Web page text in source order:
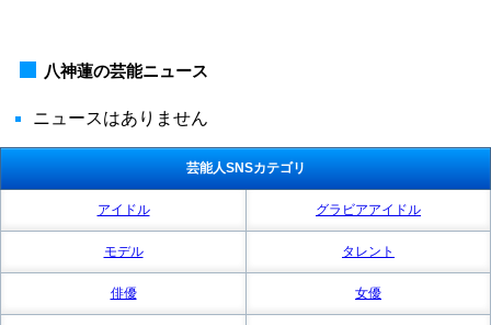
八神蓮の芸能ニュース
ニュースはありません
芸能人SNSカテゴリ
アイドル グラビアアイドル
モデル タレント
俳優 女優